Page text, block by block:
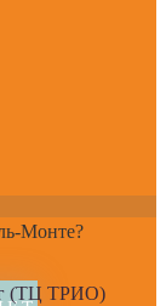
Монте?
(ТЦ ТРИО)